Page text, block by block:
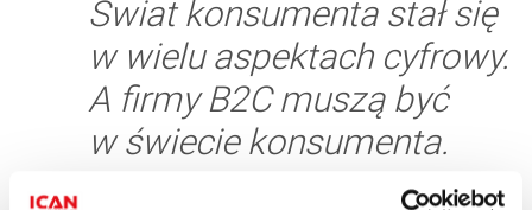
Świat konsumenta stał się
w wielu aspektach cyfrowy.
A firmy B2C muszą być
w świecie konsumenta.
Z perspektywy takiej firmy, jak RTV EURO AGD taka zmiana